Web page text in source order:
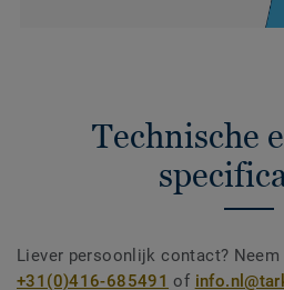
Technische
Liever persoonlijk contact?
+31(0)416-685491 of